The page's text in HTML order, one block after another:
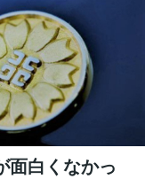
面白くなかっ